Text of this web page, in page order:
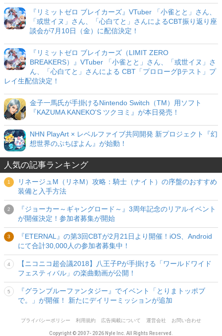
『リミットゼロ ブレイカーズ』VTuber 「小雀とと」さん、
「或世イヌ」さん、「心白てと」さんによるCBT振り返り座
談会が7月10日（金）に配信決定！
『リミットゼロ ブレイカーズ（LIMIT ZERO
BREAKERS）』VTuber 「小雀とと」さん、「或世イヌ」さ
ん、「心白てと」さんによる CBT「プロローグβテスト」プ
レイ生配信決定！
金子一馬氏が手掛けるNintendo Switch（TM）用ソフト
『KAZUMA KANEKO'S ツクヨミ』が本日発売！
NHN PlayArt × レベルファイブ共同開発 新プロジェクト『幻
想世界のぷちぽよん』が始動！
人気の記事ランキング
リネージュM（リネM）攻略：騎士（ナイト）の序盤のおすすめ
装備と入手方法
『ジョーカー～ギャングロード～』3周年記念のリアルイベント
が開催決定！参加者募集が開始
『ETERNAL』の第3回CBTが2月21日より開催！iOS、Android
にて合計30,000人の参加者募集中！
【ニコニコ超会議2018】八王子Pが手掛ける「ワールドワイド
フェスティバル」の楽曲動画が公開！
『グランブルーファンタジー』でイベント「とりまトッポブ
で。」が開催！ 新たにデイリーミッションが追加
プライバシーポリシー 利用規約 広告掲載について 運営会社 お問い合わせ
Copyright © 2007- 2026 Nyle Inc. All Rights Reserved.